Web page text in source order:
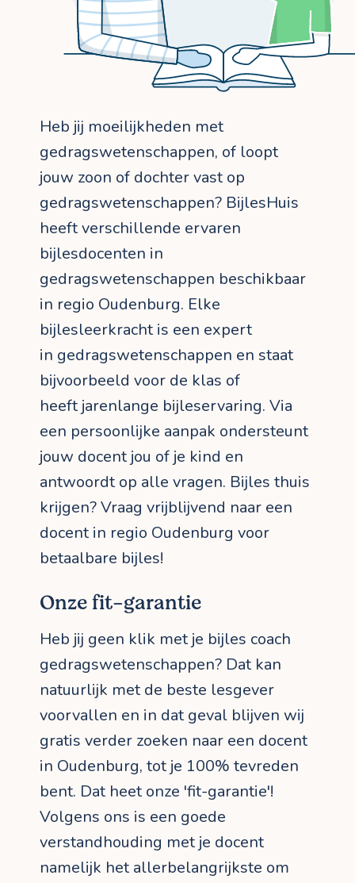
Heb jij moeilijkheden met
gedragswetenschappen, of loopt
jouw zoon of dochter vast op
gedragswetenschappen? BijlesHuis
heeft verschillende ervaren
bijlesdocenten in
gedragswetenschappen beschikbaar
in regio Oudenburg. Elke
bijlesleerkracht is een expert
in gedragswetenschappen en staat
bijvoorbeeld voor de klas of
heeft jarenlange bijleservaring. Via
een persoonlijke aanpak ondersteunt
jouw docent jou of je kind en
antwoordt op alle vragen. Bijles thuis
krijgen? Vraag vrijblijvend naar een
docent in regio Oudenburg voor
betaalbare bijles!
Onze fit-garantie
Heb jij geen klik met je bijles coach
gedragswetenschappen? Dat kan
natuurlijk met de beste lesgever
voorvallen en in dat geval blijven wij
gratis verder zoeken naar een docent
in Oudenburg, tot je 100% tevreden
bent. Dat heet onze 'fit-garantie'!
Volgens ons is een goede
verstandhouding met je docent
namelijk het allerbelangrijkste om